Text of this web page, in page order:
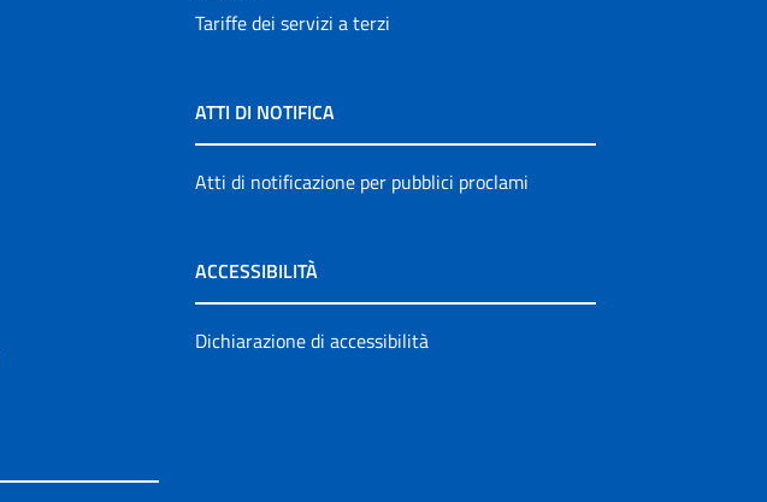
Tariffe dei servizi a terzi
ATTI DI NOTIFICA
Atti di notificazione per pubblici proclami
ACCESSIBILITÀ
Dichiarazione di accessibilità